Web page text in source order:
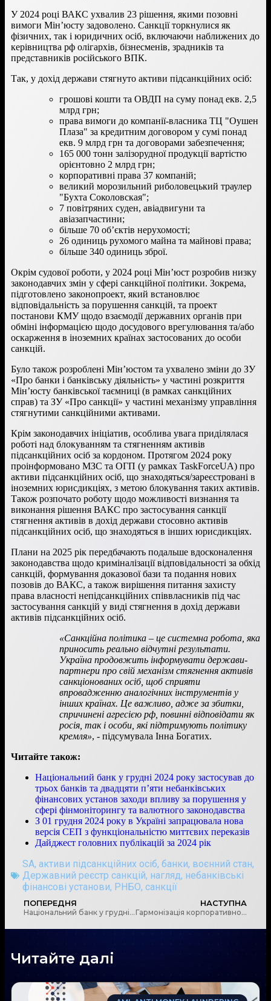
У 2024 році ВАКС ухвалив 23 рішення, якими позовні
вимоги Мін’юсту задоволено. Санкції торкнулися як
фізичних, так і юридичних осіб, включаючи наближених до
керівництва рф олігархів, бізнесменів, зрадників та
представників російського ВПК.
Так, у дохід держави стягнуто активи підсанкційних осіб:
грошові кошти та ОВДП на суму понад екв. 2,5
млрд грн;
права вимоги до компанії-власника ТЦ "Оушен
Плаза" за кредитним договором у сумі понад
екв. 9 млрд грн та договорами забезпечення;
165 000 тонн залізорудної продукції вартістю
орієнтовно 2 млрд грн;
корпоративні права 37 компаній;
великий морозильний риболовецький траулер
"Бухта Соколовская";
7 повітряних суден, авіадвигуни та
авіазапчастини;
більше 70 об’єктів нерухомості;
26 одиниць рухомого майна та майнові права;
більше 340 одиниць зброї.
Окрім судової роботи, у 2024 році Мін’юст розробив низку
законодавчих змін у сфері санкційної політики. Зокрема,
підготовлено законопроект, який встановлює
відповідальність за порушення санкцій, та проект
постанови КМУ щодо взаємодії державних органів при
обміні інформацією щодо досудового врегулювання та/або
оскарження в іноземних країнах застосованих до особи
санкцій.
Було також розроблені Мін’юстом та ухвалено зміни до ЗУ
«Про банки і банківську діяльність» у частині розкриття
Мін’юсту банківської таємниці (в рамках санкційних
справ) та ЗУ «Про санкції» у частині механізму управління
стягнутими санкційними активами.
Крім законодавчих ініціатив, особлива увага приділялася
роботі над блокуванням та стягненням активів
підсанкційних осіб за кордоном. Протягом 2024 року
проінформовано МЗС та ОГП (у рамках TaskForceUA) про
активи підсанкційних осіб, що знаходяться/зареєстровані в
іноземних юрисдикціях, з метою блокування таких активів.
Також розпочато роботу щодо можливості визнання та
виконання рішення ВАКС про застосування санкції
стягнення активів в дохід держави стосовно активів
підсанкційних осіб, що знаходяться в інших юрисдикціях.
Плани на 2025 рік передбачають подальше вдосконалення
законодавства щодо криміналізації відповідальності за обхід
санкцій, формування доказової бази та подання нових
позовів до ВАКС, а також вирішення питання захисту
права власності непідсанкційних співвласників під час
застосування санкцій у виді стягнення в дохід держави
активів підсанкційних осіб.
«Санкційна політика – це системна робота, яка
приносить реально відчутні результати.
Україна продовжить інформувати держави-
партнери про свій механізм стягнення активів
санкціонованих осіб, щоб сприяти
впровадженню аналогічних інструментів у
інших країнах. Це важливо, адже за збитки,
спричинені агресією рф, повинні відповідати як
росія, так і особи, які підтримують політику
кремля», - підсумувала Інна Богатих.
Читайте також:
Національний банк у грудні 2024 року застосував до
трьох банків та двадцяти п’яти небанківських
фінансових установ заходи впливу за порушення у
сфері фінмоніторингу та валютного законодавства
З 01 грудня 2024 року в Україні запрацювала нова
версія СЕП з функціональністю миттєвих переказів
Дайджест головних публікацій за 2024 рік
SA, активи підсанкційних осіб, банки, воєнний стан,
Державний реєстр санкцій, нагляд, небанківські
фінансові установи, РНБО, санкції
ПОПЕРЕДНЯ
Національний банк у грудні 2024 року застосував до трьох банків та двадцяти п’яти небанківських фінансових установ заходи впливу за порушення у сфері фінмоніторингу та валютного законодавства
НАСТУПНА
Гармонізація корпоративного законодавства України згідно норм ЄС
Читайте далі